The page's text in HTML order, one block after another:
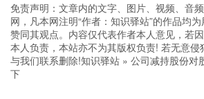
免责声明：文章内的文字、图片、视频、音
网，凡本网注明“作者：知识驿站”的作品均
赞同其观点。内容仅代表作者本人意见，若
本人负责，本站亦不为其版权负责! 若无意
与我们联系删除!知识驿站 » 公司减持股份对
下